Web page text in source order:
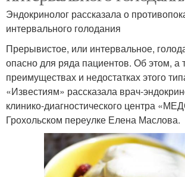
Эндокринолог рассказала о
интервального голодания
Прерывистое, или интервальное,
опасно для ряда пациентов. Об этом, а
преимуществах и недостатках этого
«Известиям» рассказала врач-
клинико-диагностического центра
Грохольском переулке Елена Маслова.